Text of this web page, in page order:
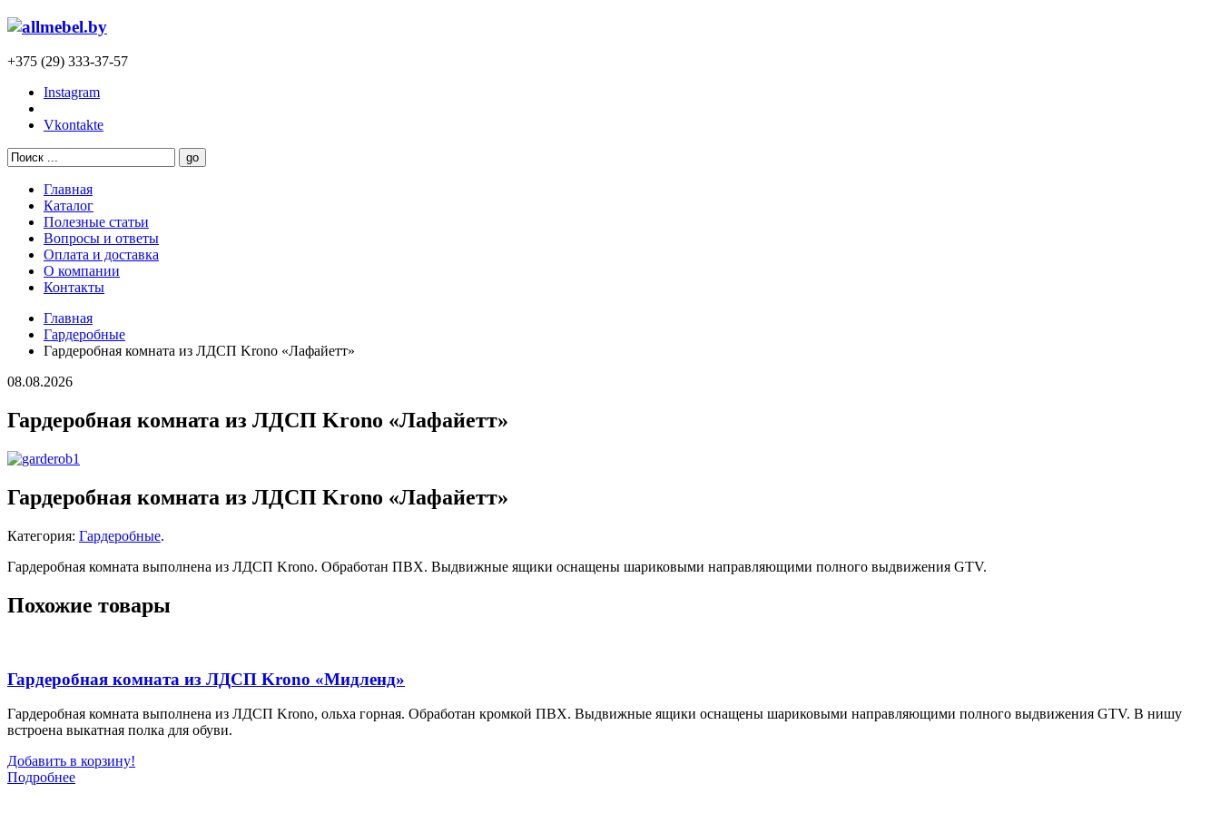
+375 (29) 333-37-57
Instagram
Vkontakte
Главная
Каталог
Полезные статьи
Вопросы и ответы
Оплата и доставка
О компании
Контакты
Главная
Гардеробные
Гардеробная комната из ЛДСП Krono «Лафайетт»
08.08.2026
Гардеробная комната из ЛДСП Krono «Лафайетт»
Гардеробная комната из ЛДСП Krono «Лафайетт»
Категория: Гардеробные.
Гардеробная комната выполнена из ЛДСП Krono. Обработан ПВХ. Выдвижные ящики оснащены шариковыми направляющими полного выдвижения GTV.
Похожие товары
Гардеробная комната из ЛДСП Krono «Мидленд»
Гардеробная комната выполнена из ЛДСП Krono, ольха горная. Обработан кромкой ПВХ. Выдвижные ящики оснащены шариковыми направляющими полного выдвижения GTV. В нишу
встроена выкатная полка для обуви.
Добавить в корзину!
Подробнее